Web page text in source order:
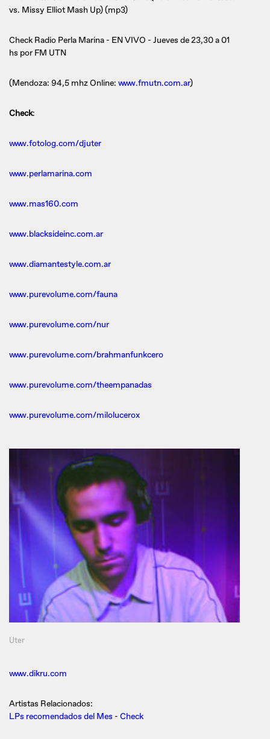
vs. Missy Elliot Mash Up) (mp3)
Check Radio Perla Marina - EN VIVO - Jueves de 23,30 a 01
hs por FM UTN
(Mendoza: 94,5 mhz Online: www.fmutn.com.ar)
Check:
www.fotolog.com/djuter
www.perlamarina.com
www.mas160.com
www.blacksideinc.com.ar
www.diamantestyle.com.ar
www.purevolume.com/fauna
www.purevolume.com/nur
www.purevolume.com/brahmanfunkcero
www.purevolume.com/theempanadas
www.purevolume.com/milolucerox
Uter
www.dikru.com
Artistas Relacionados:
LPs recomendados del Mes - Check